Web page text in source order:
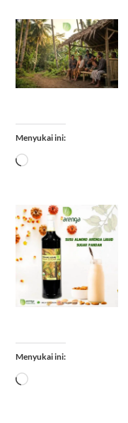
Menyukai ini:
Memuat...
Menyukai ini:
Memuat...